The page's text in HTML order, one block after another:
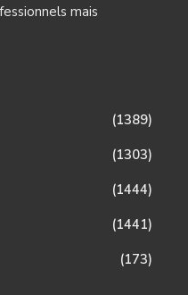
mais
(1389)
(1303)
(1444)
(1441)
(173)